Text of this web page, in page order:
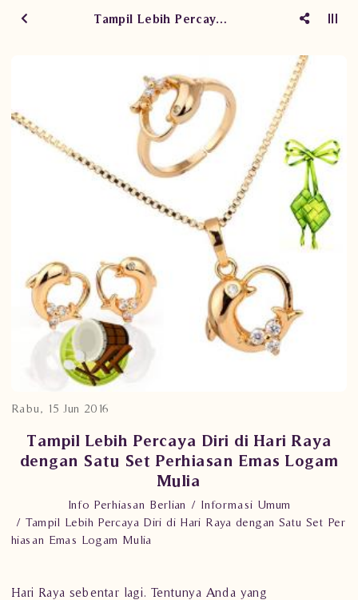
Tampil Lebih Percaya Diri di Hari Raya dengan Satu Set Perhiasan Emas Logam Mulia
Rabu, 15 Jun 2016
Tampil Lebih Percaya Diri di Hari Raya
dengan Satu Set Perhiasan Emas Logam
Mulia
Info Perhiasan Berlian
Informasi Umum
Tampil Lebih Percaya Diri di Hari Raya dengan Satu Set Per
hiasan Emas Logam Mulia
Hari Raya sebentar lagi. Tentunya Anda yang